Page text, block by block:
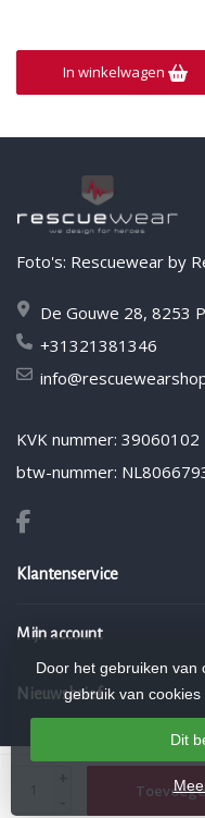
In winkelwagen
Foto's: Rescuewear by
De Gouwe 28, 8253
+31321381346
KVK nummer: 39060102
btw-nummer:
Klantenservice
Mijn account
Nieuwsbrief
Door het gebruiken van
gebruik van cookies
Dit